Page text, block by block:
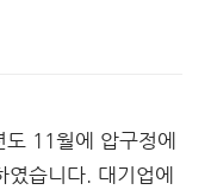
11월에 압구정에
습니다. 대기업에